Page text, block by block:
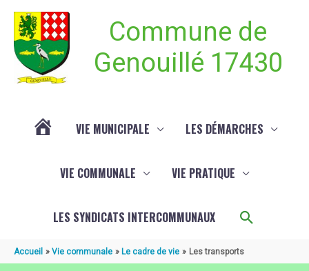
Commune de
Genouillé 17430
VIE MUNICIPALE LES DÉMARCHES
VIE COMMUNALE VIE PRATIQUE
LES SYNDICATS INTERCOMMUNAUX
Accueil Vie communale Le cadre de vie Les transports